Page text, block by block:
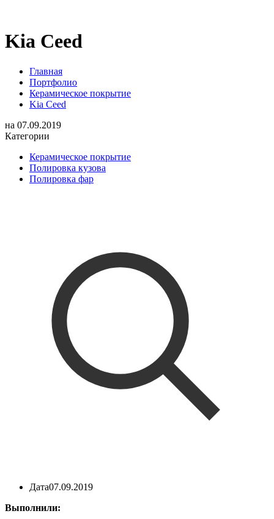
Kia Ceed
Главная
Портфолио
Керамическое покрытие
Kia Ceed
на 07.09.2019
Категории
Керамическое покрытие
Полировка кузова
Полировка фар
Дата07.09.2019
Выполнили: